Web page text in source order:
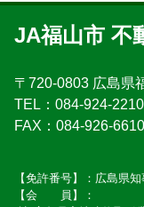
JA福山市 不
〒720-0803 広島県
TEL：084-924-2210
FAX：084-926-6610
【免許番号】：広島県
【会 員】：